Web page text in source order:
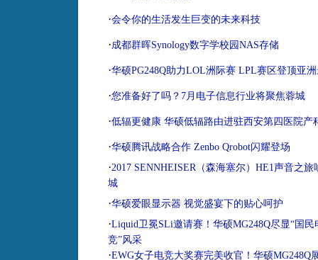
·会令你的生活发生巨变的未来科技
·成都群晖Synology数字学校园NAS存储
·华硕PG248Q助力LOL洲际赛 LPL赛区登顶亚
·您准备好了吗？7月电子信息行业将聚焦蓉城
·低辐更健康 华硕低辐路由进驻西安第四医院产
·华硕腾讯战略合作 Zenbo Qrobot闪耀登场
·2017 SENNHEISER（森海塞尔）HE1声音之旅
城
·华硕爱眼显示器 视觉盛宴下的贴心呵护
·Liquid卫冕SLi邀请赛！华硕MG248Q尽显“国民
竞”风采
·EWG女子电竞大奖赛完美收官！华硕MG248Q